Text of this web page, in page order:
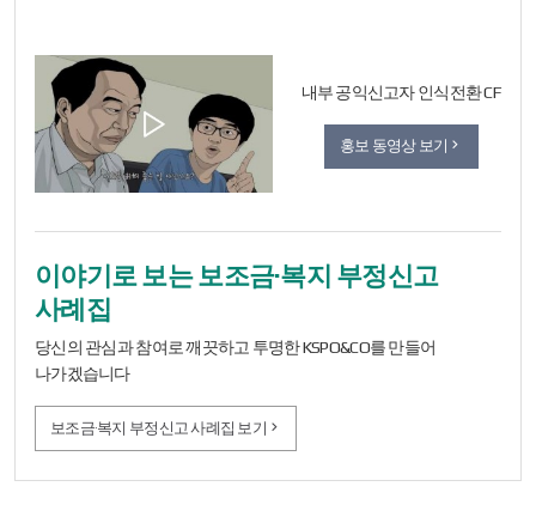
내부 공익신고자 인식전환 CF
홍보 동영상 보기
이야기로 보는 보조금·복지 부정신고
사례집
당신의 관심과 참여로 깨끗하고 투명한 KSPO&CO를 만들어
나가겠습니다
보조금·복지 부정신고 사례집 보기